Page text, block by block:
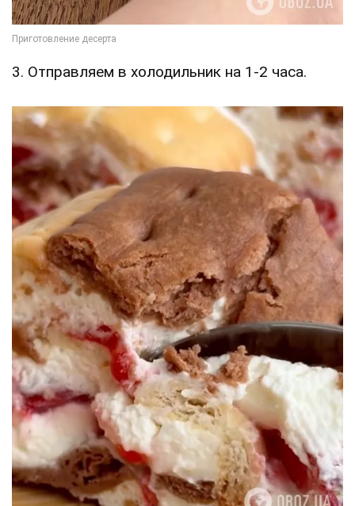
3. Отправляем в холодильник на 1-2 часа.